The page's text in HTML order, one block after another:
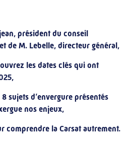
président du conseil
de M. Lebelle, directeur général,
les dates clés qui ont
sujets d’envergure présentés
nos enjeux,
comprendre la Carsat autrement.